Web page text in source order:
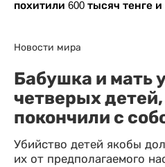
похитили 600 тысяч тенге и
Новости мира
Бабушка и мать
четверых детей,
покончили с
Убийство детей якобы
их от предполагаемого